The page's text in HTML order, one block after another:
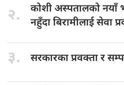
२. कोशी अस्पतालकोनयाँ
नहुँदा बिरामीलाई सेवा
३. सरकारका प्रवक्तार